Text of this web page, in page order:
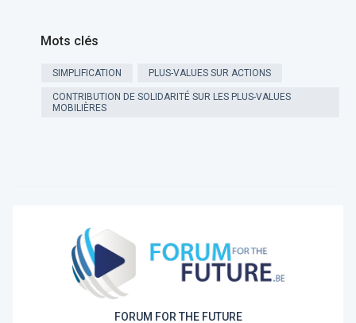
Mots clés
SIMPLIFICATION PLUS-VALUES SUR ACTIONS
CONTRIBUTION DE SOLIDARITÉ SUR LES PLUS-VALUES
MOBILIÈRES
FORUM FOR THE FUTURE